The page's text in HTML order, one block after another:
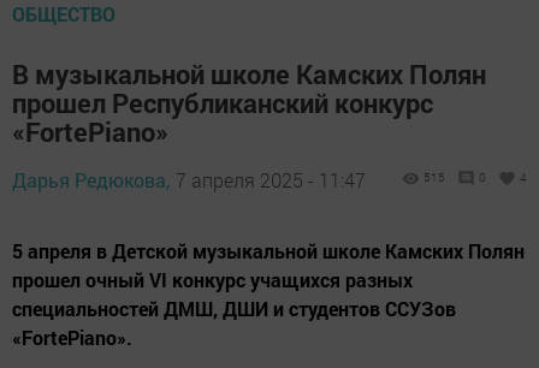
ОБЩЕСТВО
В музыкальной школе Камских Полян
прошел Республиканский конкурс
«FortePiano»
Дарья Редюкова, 7 апреля 2025 - 11:47 515 0 4
5 апреля в Детской музыкальной школе Камских Полян
прошел очный VI конкурс учащихся разных
специальностей ДМШ, ДШИ и студентов ССУЗов
«FortePiano».